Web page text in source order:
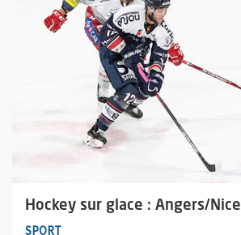
Hockey sur glace : Angers/Nice
SPORT